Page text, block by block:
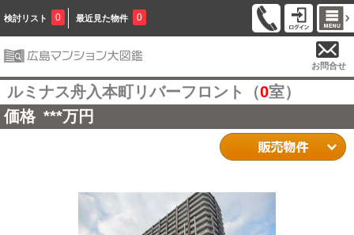
検討リスト 0 最近見た物件 0
お問合せ
ルミナス舟入本町リバーフロント（0室）
価格 ***万円